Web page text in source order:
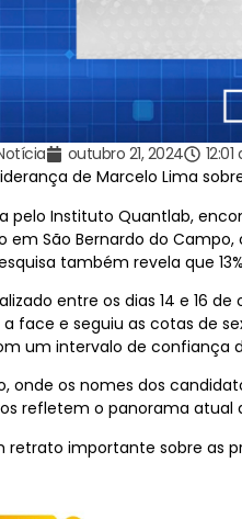
outubro 21, 2024
de Marcelo Lima
pelo Instituto Quantlab,
em São Bernardo do
também revela que
entre os dias 14 e 16
face e seguiu as cotas de
um intervalo de confiança
onde os nomes dos
refletem o panorama
retrato importante sobre as